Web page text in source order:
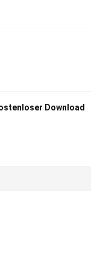
Download